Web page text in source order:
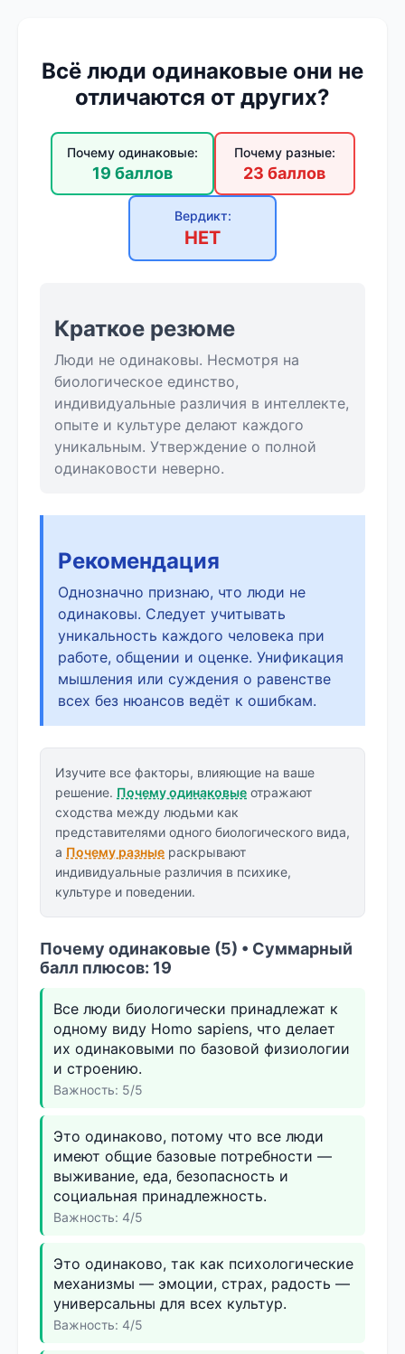
Всё люди одинаковые они не
отличаются от других?
Почему одинаковые:
19 баллов
Почему разные:
23 баллов
Вердикт:
НЕТ
Краткое резюме
Люди не одинаковы. Несмотря на
биологическое единство,
индивидуальные различия в интеллекте,
опыте и культуре делают каждого
уникальным. Утверждение о полной
одинаковости неверно.
Рекомендация
Однозначно признаю, что люди не
одинаковы. Следует учитывать
уникальность каждого человека при
работе, общении и оценке. Унификация
мышления или суждения о равенстве
всех без нюансов ведёт к ошибкам.
Изучите все факторы, влияющие на ваше
решение. Почему одинаковые отражают
сходства между людьми как
представителями одного биологического вида,
а Почему разные раскрывают
индивидуальные различия в психике,
культуре и поведении.
Почему одинаковые (5) • Суммарный
балл плюсов: 19
Все люди биологически принадлежат к
одному виду Homo sapiens, что делает
их одинаковыми по базовой физиологии
и строению.
Важность: 5/5
Это одинаково, потому что все люди
имеют общие базовые потребности —
выживание, еда, безопасность и
социальная принадлежность.
Важность: 4/5
Это одинаково, так как психологические
механизмы — эмоции, страх, радость —
универсальны для всех культур.
Важность: 4/5